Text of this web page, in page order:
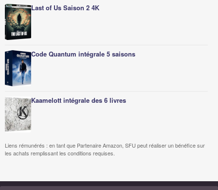
Last of Us Saison 2 4K
Code Quantum intégrale 5 saisons
Kaamelott intégrale des 6 livres
Liens rémunérés : en tant que Partenaire Amazon, SFU peut réaliser un bénéfice sur
les achats remplissant les conditions requises.